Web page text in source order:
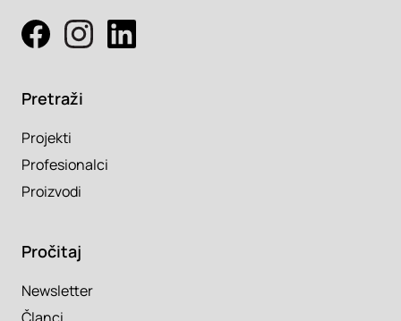
Pretraži
Projekti
Profesionalci
Proizvodi
Pročitaj
Newsletter